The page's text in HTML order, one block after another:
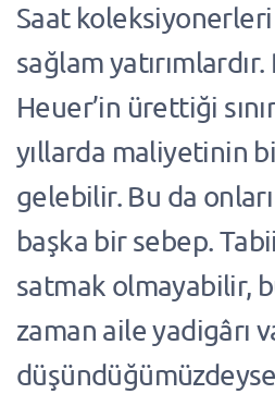
Saat
sağlam
Heuer’in ürettiği
yıllarda maliyetinin
gelebilir. Bu da
başka bir sebep.
satmak olmayabilir,
zaman aile yadigârı